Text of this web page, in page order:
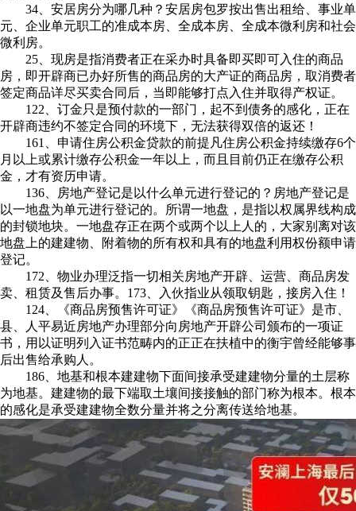
34、安居房分为哪几种？安居房包罗按出售出租给、事业单
元、企业单元职工的准成本房、全成本房、全成本微利房和社会
微利房。
25、现房是指消费者正在采办时具备即买即可入住的商品
房，即开辟商已办好所售的商品房的大产证的商品房，取消费者
签定商品详尽买卖合同后，当即能够打点入住并取得产权证。
122、订金只是预付款的一部门，起不到债务的感化，正在
开辟商违约不签定合同的环境下，无法获得双倍的返还！
161、申请住房公积金贷款的前提凡住房公积金持续缴存6个
月以上或累计缴存公积金一年以上，而且目前仍正在缴存公积
金，才有资历申请。
136、房地产登记是以什么单元进行登记的？房地产登记是
以一地盘为单元进行登记的。所谓一地盘，是指以权属界线构成
的封锁地块。一地盘存正在两个或两个以上人的，大家别离对该
地盘上的建建物、附着物的所有权和具有的地盘利用权份额申请
登记。
172、物业办理泛指一切相关房地产开辟、运营、商品房发
卖、租赁及售后办事。173、入伙指业从领取钥匙，接房入住！
124、《商品房预售许可证》《商品房预售许可证》是市、
县、人平易近房地产办理部分向房地产开辟公司颁布的一项证
书，用以证明列入证书范畴内的正正在扶植中的衡宇曾经能够事
后出售给承购人。
186、地基和根本建建物下面间接承受建建物分量的土层称
为地基。建建物的最下端取土壤间接接触的部门称为根本。根本
的感化是承受建建物全数分量并将之分离传送给地基。